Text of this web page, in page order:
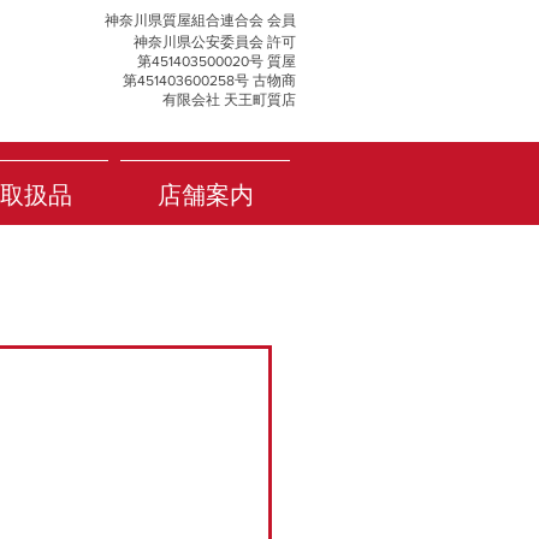
神奈川県質屋組合連合会 会員
神奈川県公安委員会 許可
第451403500020号 質屋
第451403600258号 古物商
有限会社 天王町質店
扱品 店舗案内